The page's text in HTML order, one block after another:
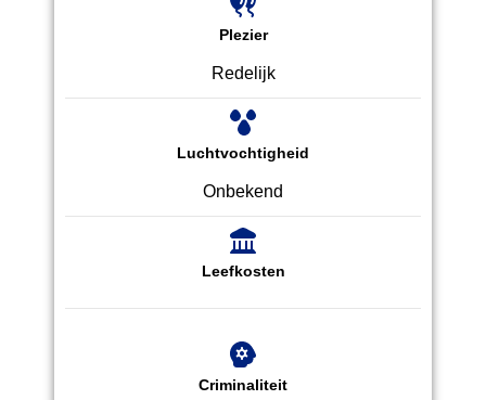
Plezier
Redelijk
Luchtvochtigheid
Onbekend
Leefkosten
Criminaliteit